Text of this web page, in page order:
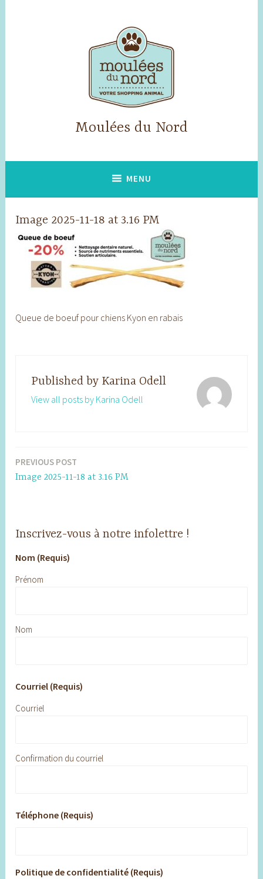
Moulées du Nord
MENU
Image 2025-11-18 at 3.16 PM
Queue de boeuf pour chiens Kyon en rabais
Published by Karina Odell
View all posts by Karina Odell
Post
navigation
PREVIOUS POST
Image 2025-11-18 at 3.16 PM
Inscrivez-vous à notre infolettre !
Nom (Requis)
Prénom
Nom
Courriel (Requis)
Courriel
Confirmation du courriel
Téléphone (Requis)
Politique de confidentialité (Requis)